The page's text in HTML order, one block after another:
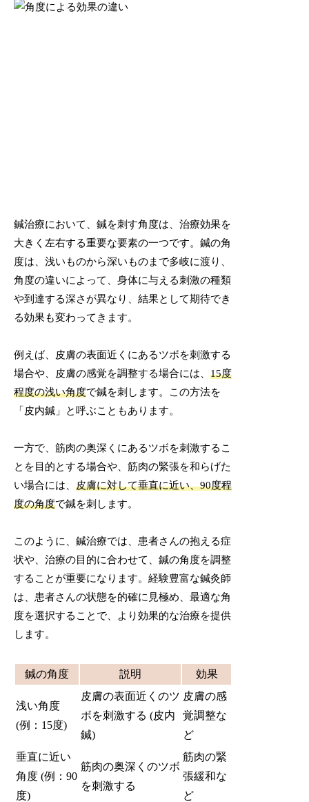
鍼治療において、鍼を刺す角度は、治療効果を
大きく左右する重要な要素の一つです。鍼の角
度は、浅いものから深いものまで多岐に渡り、
角度の違いによって、身体に与える刺激の種類
や到達する深さが異なり、結果として期待でき
る効果も変わってきます。
例えば、皮膚の表面近くにあるツボを刺激する
場合や、皮膚の感覚を調整する場合には、15度
程度の浅い角度で鍼を刺します。この方法を
「皮内鍼」と呼ぶこともあります。
一方で、筋肉の奥深くにあるツボを刺激するこ
とを目的とする場合や、筋肉の緊張を和らげた
い場合には、皮膚に対して垂直に近い、90度程
度の角度で鍼を刺します。
このように、鍼治療では、患者さんの抱える症
状や、治療の目的に合わせて、鍼の角度を調整
することが重要になります。経験豊富な鍼灸師
は、患者さんの状態を的確に見極め、最適な角
度を選択することで、より効果的な治療を提供
します。
鍼の角度 説明 効果
浅い角度
(例：15度)
皮膚の表面近くのツ
ボを刺激する (皮内
鍼)
皮膚の感
覚調整な
ど
垂直に近い
角度 (例：90
度)
筋肉の奥深くのツボ
を刺激する
筋肉の緊
張緩和な
ど